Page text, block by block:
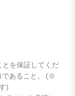
を保証してくだ
であること。 (※
)